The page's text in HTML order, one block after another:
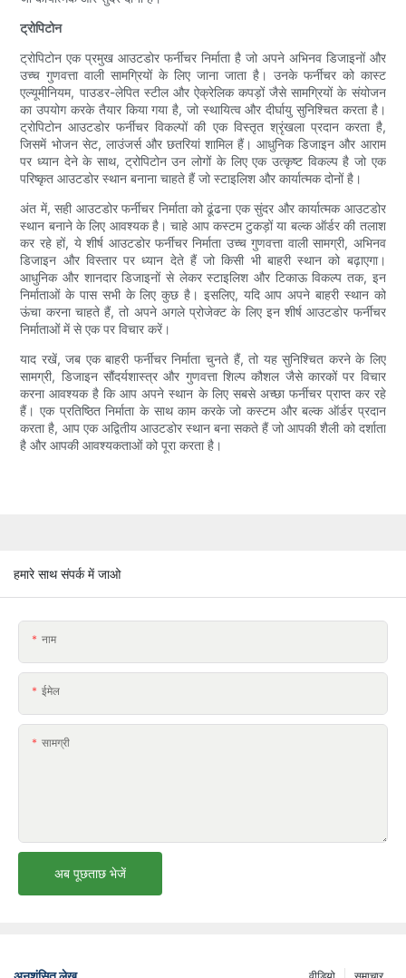
ट्रोपिटोन
ट्रोपिटोन एक प्रमुख आउटडोर फर्नीचर निर्माता है जो अपने अभिनव डिजाइनों और
उच्च गुणवत्ता वाली सामग्रियों के लिए जाना जाता है। उनके फर्नीचर को कास्ट
एल्यूमीनियम, पाउडर-लेपित स्टील और ऐक्रेलिक कपड़ों जैसे सामग्रियों के संयोजन
का उपयोग करके तैयार किया गया है, जो स्थायित्व और दीर्घायु सुनिश्चित करता है।
ट्रोपिटोन आउटडोर फर्नीचर विकल्पों की एक विस्तृत श्रृंखला प्रदान करता है,
जिसमें भोजन सेट, लाउंजर्स और छतरियां शामिल हैं। आधुनिक डिजाइन और आराम
पर ध्यान देने के साथ, ट्रोपिटोन उन लोगों के लिए एक उत्कृष्ट विकल्प है जो एक
परिष्कृत आउटडोर स्थान बनाना चाहते हैं जो स्टाइलिश और कार्यात्मक दोनों है।
अंत में, सही आउटडोर फर्नीचर निर्माता को ढूंढना एक सुंदर और कार्यात्मक आउटडोर
स्थान बनाने के लिए आवश्यक है। चाहे आप कस्टम टुकड़ों या बल्क ऑर्डर की तलाश
कर रहे हों, ये शीर्ष आउटडोर फर्नीचर निर्माता उच्च गुणवत्ता वाली सामग्री, अभिनव
डिजाइन और विस्तार पर ध्यान देते हैं जो किसी भी बाहरी स्थान को बढ़ाएगा।
आधुनिक और शानदार डिजाइनों से लेकर स्टाइलिश और टिकाऊ विकल्प तक, इन
निर्माताओं के पास सभी के लिए कुछ है। इसलिए, यदि आप अपने बाहरी स्थान को
ऊंचा करना चाहते हैं, तो अपने अगले प्रोजेक्ट के लिए इन शीर्ष आउटडोर फर्नीचर
निर्माताओं में से एक पर विचार करें।
याद रखें, जब एक बाहरी फर्नीचर निर्माता चुनते हैं, तो यह सुनिश्चित करने के लिए
सामग्री, डिजाइन सौंदर्यशास्त्र और गुणवत्ता शिल्प कौशल जैसे कारकों पर विचार
करना आवश्यक है कि आप अपने स्थान के लिए सबसे अच्छा फर्नीचर प्राप्त कर रहे
हैं। एक प्रतिष्ठित निर्माता के साथ काम करके जो कस्टम और बल्क ऑर्डर प्रदान
करता है, आप एक अद्वितीय आउटडोर स्थान बना सकते हैं जो आपकी शैली को दर्शाता
है और आपकी आवश्यकताओं को पूरा करता है।
हमारे साथ संपर्क में जाओ
नाम
ईमेल
सामग्री
अब पूछताछ भेजें